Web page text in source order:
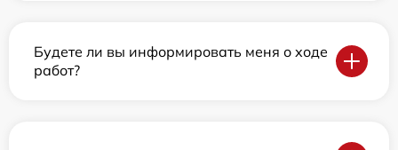
Будете ли вы информировать меня о ходе
работ?